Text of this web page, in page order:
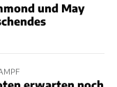
und May